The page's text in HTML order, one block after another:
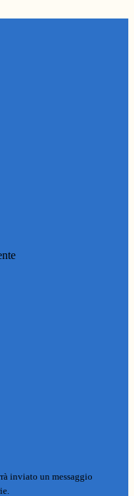
inviato un messaggio